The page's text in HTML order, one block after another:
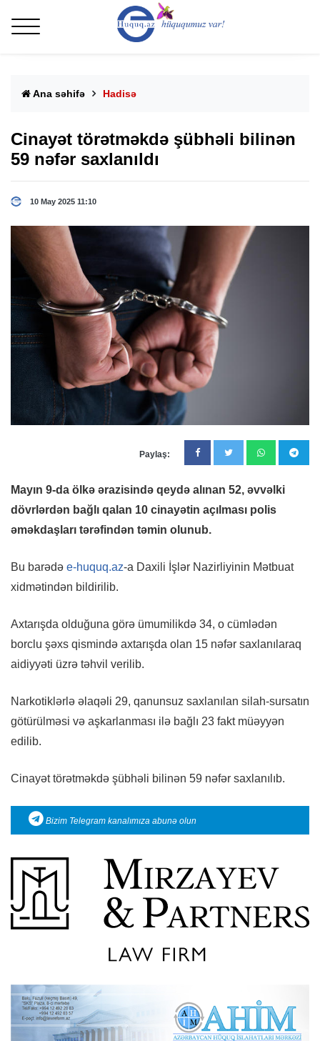
Ana səhifə Hadisə
Cinayət törətməkdə şübhəli bilinən
59 nəfər saxlanıldı
10 May 2025 11:10
Paylaş:
Mayın 9-da ölkə ərazisində qeydə alınan 52, əvvəlki
dövrlərdən bağlı qalan 10 cinayətin açılması polis
əməkdaşları tərəfindən təmin olunub.
Bu barədə e-huquq.az-a Daxili İşlər Nazirliyinin Mətbuat
xidmətindən bildirilib.
Axtarışda olduğuna görə ümumilikdə 34, o cümlədən
borclu şəxs qismində axtarışda olan 15 nəfər saxlanılaraq
aidiyyəti üzrə təhvil verilib.
Narkotiklərlə əlaqəli 29, qanunsuz saxlanılan silah-sursatın
götürülməsi və aşkarlanması ilə bağlı 23 fakt müəyyən
edilib.
Cinayət törətməkdə şübhəli bilinən 59 nəfər saxlanılıb.
Bizim Telegram kanalımıza abunə olun